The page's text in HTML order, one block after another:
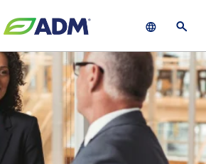
China)
States)
Search
function, you agree that your search queries
parties.